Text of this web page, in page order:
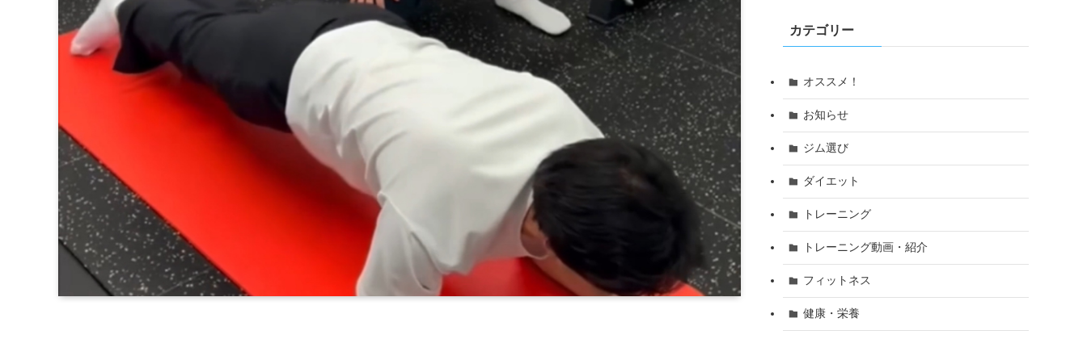
カテゴリー
オススメ！
お知らせ
ジム選び
ダイエット
トレーニング
トレーニング動画・紹介
フィットネス
健康・栄養